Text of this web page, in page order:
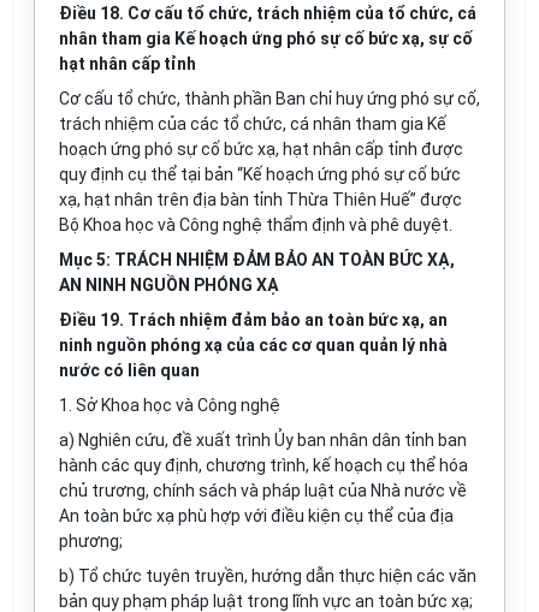
Điều 18. Cơ cấu tổ chức, trách nhiệm của tổ chức, cá
nhân tham gia Kế hoạch ứng phó sự cố bức xạ, sự cố
hạt nhân cấp tỉnh
Cơ cấu tổ chức, thành phần Ban chỉ huy ứng phó sự cố,
trách nhiệm của các tổ chức, cá nhân tham gia Kế
hoạch ứng phó sự cố bức xạ, hạt nhân cấp tỉnh được
quy định cụ thể tại bản “Kế hoạch ứng phó sự cố bức
xạ, hạt nhân trên địa bàn tỉnh Thừa Thiên Huế” được
Bộ Khoa học và Công nghệ thẩm định và phê duyệt.
Mục 5: TRÁCH NHIỆM ĐẢM BẢO AN TOÀN BỨC XẠ,
AN NINH NGUỒN PHÓNG XẠ
Điều 19. Trách nhiệm đảm bảo an toàn bức xạ, an
ninh nguồn phóng xạ của các cơ quan quản lý nhà
nước có liên quan
1. Sở Khoa học và Công nghệ
a) Nghiên cứu, đề xuất trình Ủy ban nhân dân tỉnh ban
hành các quy định, chương trình, kế hoạch cụ thể hóa
chủ trương, chính sách và pháp luật của Nhà nước về
An toàn bức xạ phù hợp với điều kiện cụ thể của địa
phương;
b) Tổ chức tuyên truyền, hướng dẫn thực hiện các văn
bản quy phạm pháp luật trong lĩnh vực an toàn bức xạ;